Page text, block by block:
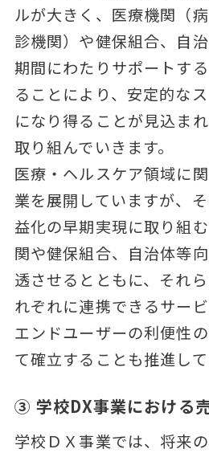
ルが大きく、医療機関（
診機関）や健保組合、自
期間にわたりサポートす
ることにより、安定的な
になり得ることが見込ま
取り組んでいきます。
医療・ヘルスケア領域に
業を展開していますが、
益化の早期実現に取り組
関や健保組合、自治体等
透させるとともに、それ
れぞれに連携できるサー
エンドユーザーの利便性
て確立することも推進して
③ 学校DX事業における
学校ＤＸ事業では、将来